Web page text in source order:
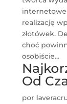
realizację
złotówek.
choć
osobiście...
Od
por